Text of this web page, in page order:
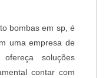
bombas em sp, é
uma empresa de
soluções
contar com